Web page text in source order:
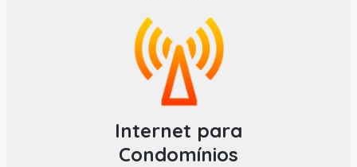
Internet para
Condomínios